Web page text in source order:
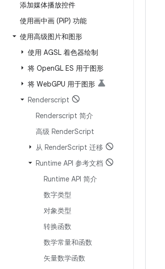
添加媒体播放控件
使用画中画 (PiP) 功能
使用高级图片和图形
使用 AGSL 着色器绘制
将 OpenGL ES 用于图形
将 WebGPU 用于图形
Renderscript
Renderscript 简介
高级 RenderScript
从 RenderScript 迁移
Runtime API 参考文档
Runtime API 简介
数字类型
对象类型
转换函数
数学常量和函数
矢量数学函数